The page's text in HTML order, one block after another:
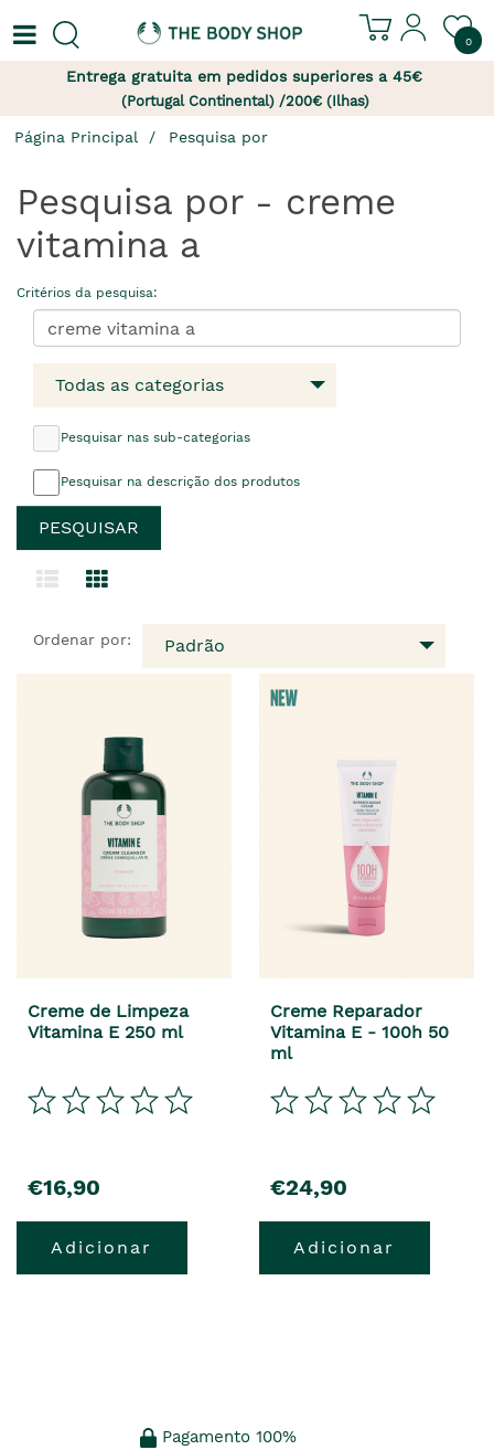
0
Entrega gratuita em pedidos superiores a 45€
(Portugal Continental) /200€ (Ilhas)
Página Principal Pesquisa por
Pesquisa por - creme
vitamina a
Critérios da pesquisa:
Todas as categorias
Pesquisar nas sub-categorias
Pesquisar na descrição dos produtos
Ordenar por: Padrão
Creme de Limpeza
Vitamina E 250 ml
€16,90
Adicionar
Creme Reparador
Vitamina E - 100h 50
ml
€24,90
Adicionar
Pagamento 100%